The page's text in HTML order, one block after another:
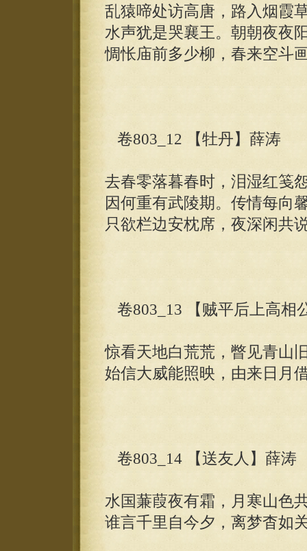
乱猿啼处访高唐，路入烟霞
水声犹是哭襄王。朝朝夜夜
惆怅庙前多少柳，春来空斗
卷803_12 【牡丹】薛涛
去春零落暮春时，泪湿红笺
因何重有武陵期。传情每向
只欲栏边安枕席，夜深闲共
卷803_13 【贼平后上高相
惊看天地白荒荒，瞥见青山
始信大威能照映，由来日月
卷803_14 【送友人】薛涛
水国蒹葭夜有霜，月寒山色
谁言千里自今夕，离梦杳如